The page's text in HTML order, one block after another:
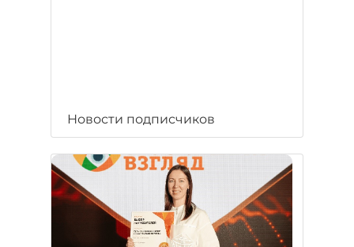
Новости подписчиков